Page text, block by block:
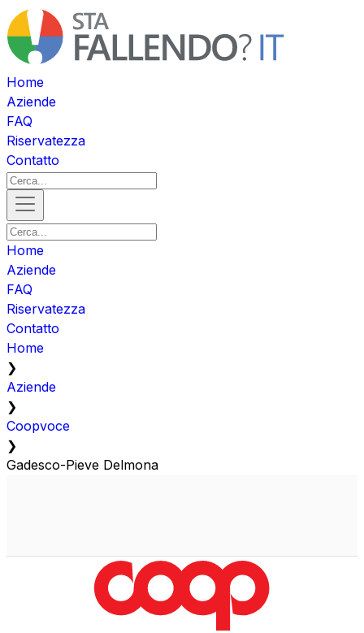
Home
Aziende
FAQ
Riservatezza
Contatto
Home
Aziende
FAQ
Riservatezza
Contatto
Home
❯
Aziende
❯
Coopvoce
❯
Gadesco-Pieve Delmona